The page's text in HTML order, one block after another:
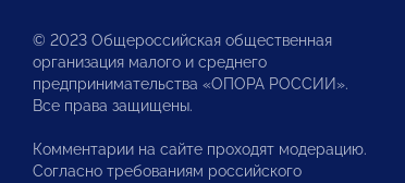
© 2023 Общероссийская общественная
организация малого и среднего
предпринимательства «ОПОРА РОССИИ».
Все права защищены.
Комментарии на сайте проходят модерацию.
Согласно требованиям российского